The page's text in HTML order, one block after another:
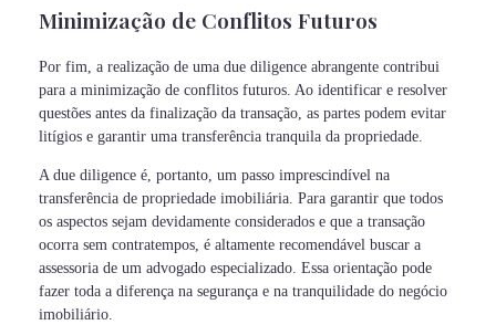
Minimização de Conflitos Futuros
Por fim, a realização de uma due diligence abrangente contribui
para a minimização de conflitos futuros. Ao identificar e resolver
questões antes da finalização da transação, as partes podem evitar
litígios e garantir uma transferência tranquila da propriedade.
A due diligence é, portanto, um passo imprescindível na
transferência de propriedade imobiliária. Para garantir que todos
os aspectos sejam devidamente considerados e que a transação
ocorra sem contratempos, é altamente recomendável buscar a
assessoria de um advogado especializado. Essa orientação pode
fazer toda a diferença na segurança e na tranquilidade do negócio
imobiliário.